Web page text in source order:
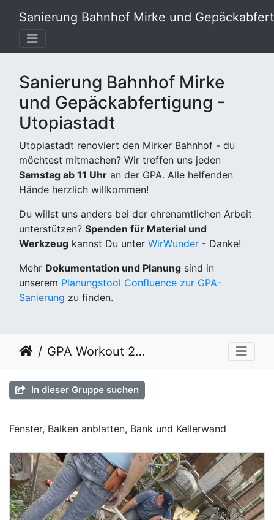
Sanierung Bahnhof Mirke und
Sanierung Bahnhof Mirke
und Gepäckabfertigung -
Utopiastadt
Utopiastadt renoviert den Mirker Bahnhof - du
möchtest mitmachen? Wir treffen uns jeden
Samstag ab 11 Uhr an der GPA. Alle helfenden
Hände herzlich willkommen!
Du willst uns anders bei der ehrenamtlichen Arbeit
unterstützen? Spenden für Material und
Werkzeug kannst Du unter WirWunder - Danke!
Mehr Dokumentation und Planung sind in
unserem Planungstool Confluence zur GPA-
Sanierung zu finden.
GPA Workout 2022 KW 33
In dieser Gruppe suchen
Fenster, Balken anblatten, Bank und Kellerwand